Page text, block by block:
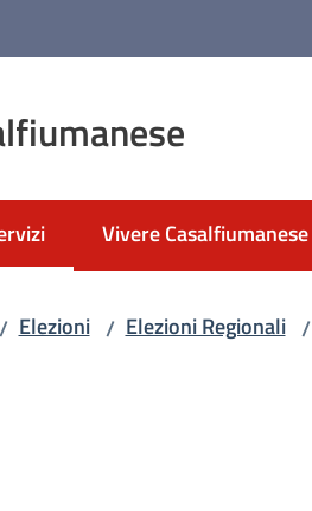
selezionatoVivere Casalfiumanese
/ Elezioni / Elezioni Regionali /